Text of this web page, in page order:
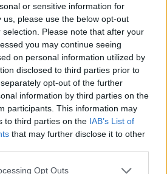
or sensitive information for
please use the below opt-out
Please note that after your
you may continue seeing
on personal information utilized by
disclosed to third parties prior to
opt-out of the further
information by third parties on the
participants. This information may
to third parties on the IAB’s List of
that may further disclose it to other
Opt Outs